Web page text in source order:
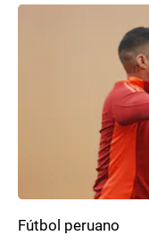
Fútbol peruano